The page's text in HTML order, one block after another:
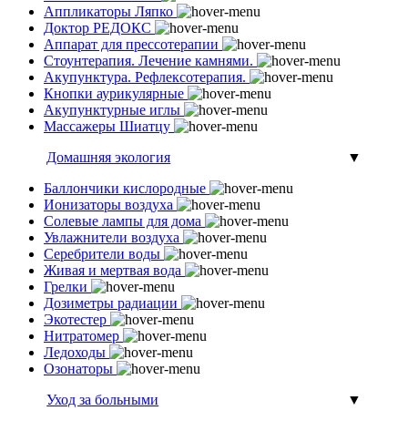
Аппликаторы Ляпко
Доктор РЕДОКС
Аппарат для прессотерапии
Стоунтерапия. Лечение камнями.
Акупунктура. Рефлексотерапия.
Кнопки аурикулярные
Акупунктурные иглы
Массажеры Шиатцу
Домашняя экология
▼
Баллончики кислородные
Ионизаторы воздуха
Солевые лампы для дома
Увлажнители воздуха
Серебрители воды
Живая и мертвая вода
Грелки
Дозиметры радиации
Экотестер
Нитратомер
Ледоходы
Озонаторы
Уход за больными
▼